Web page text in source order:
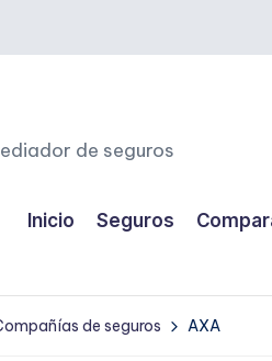
de seguros
Inicio Seguros
de seguros AXA